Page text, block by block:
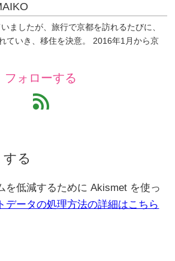
ましたが、旅行で京都を訪れるたびに、
ていき、移住を決意。 2016年1月から京
フォローする
feed
る
を低減するために Akismet を使っ
データの処理方法の詳細はこちら